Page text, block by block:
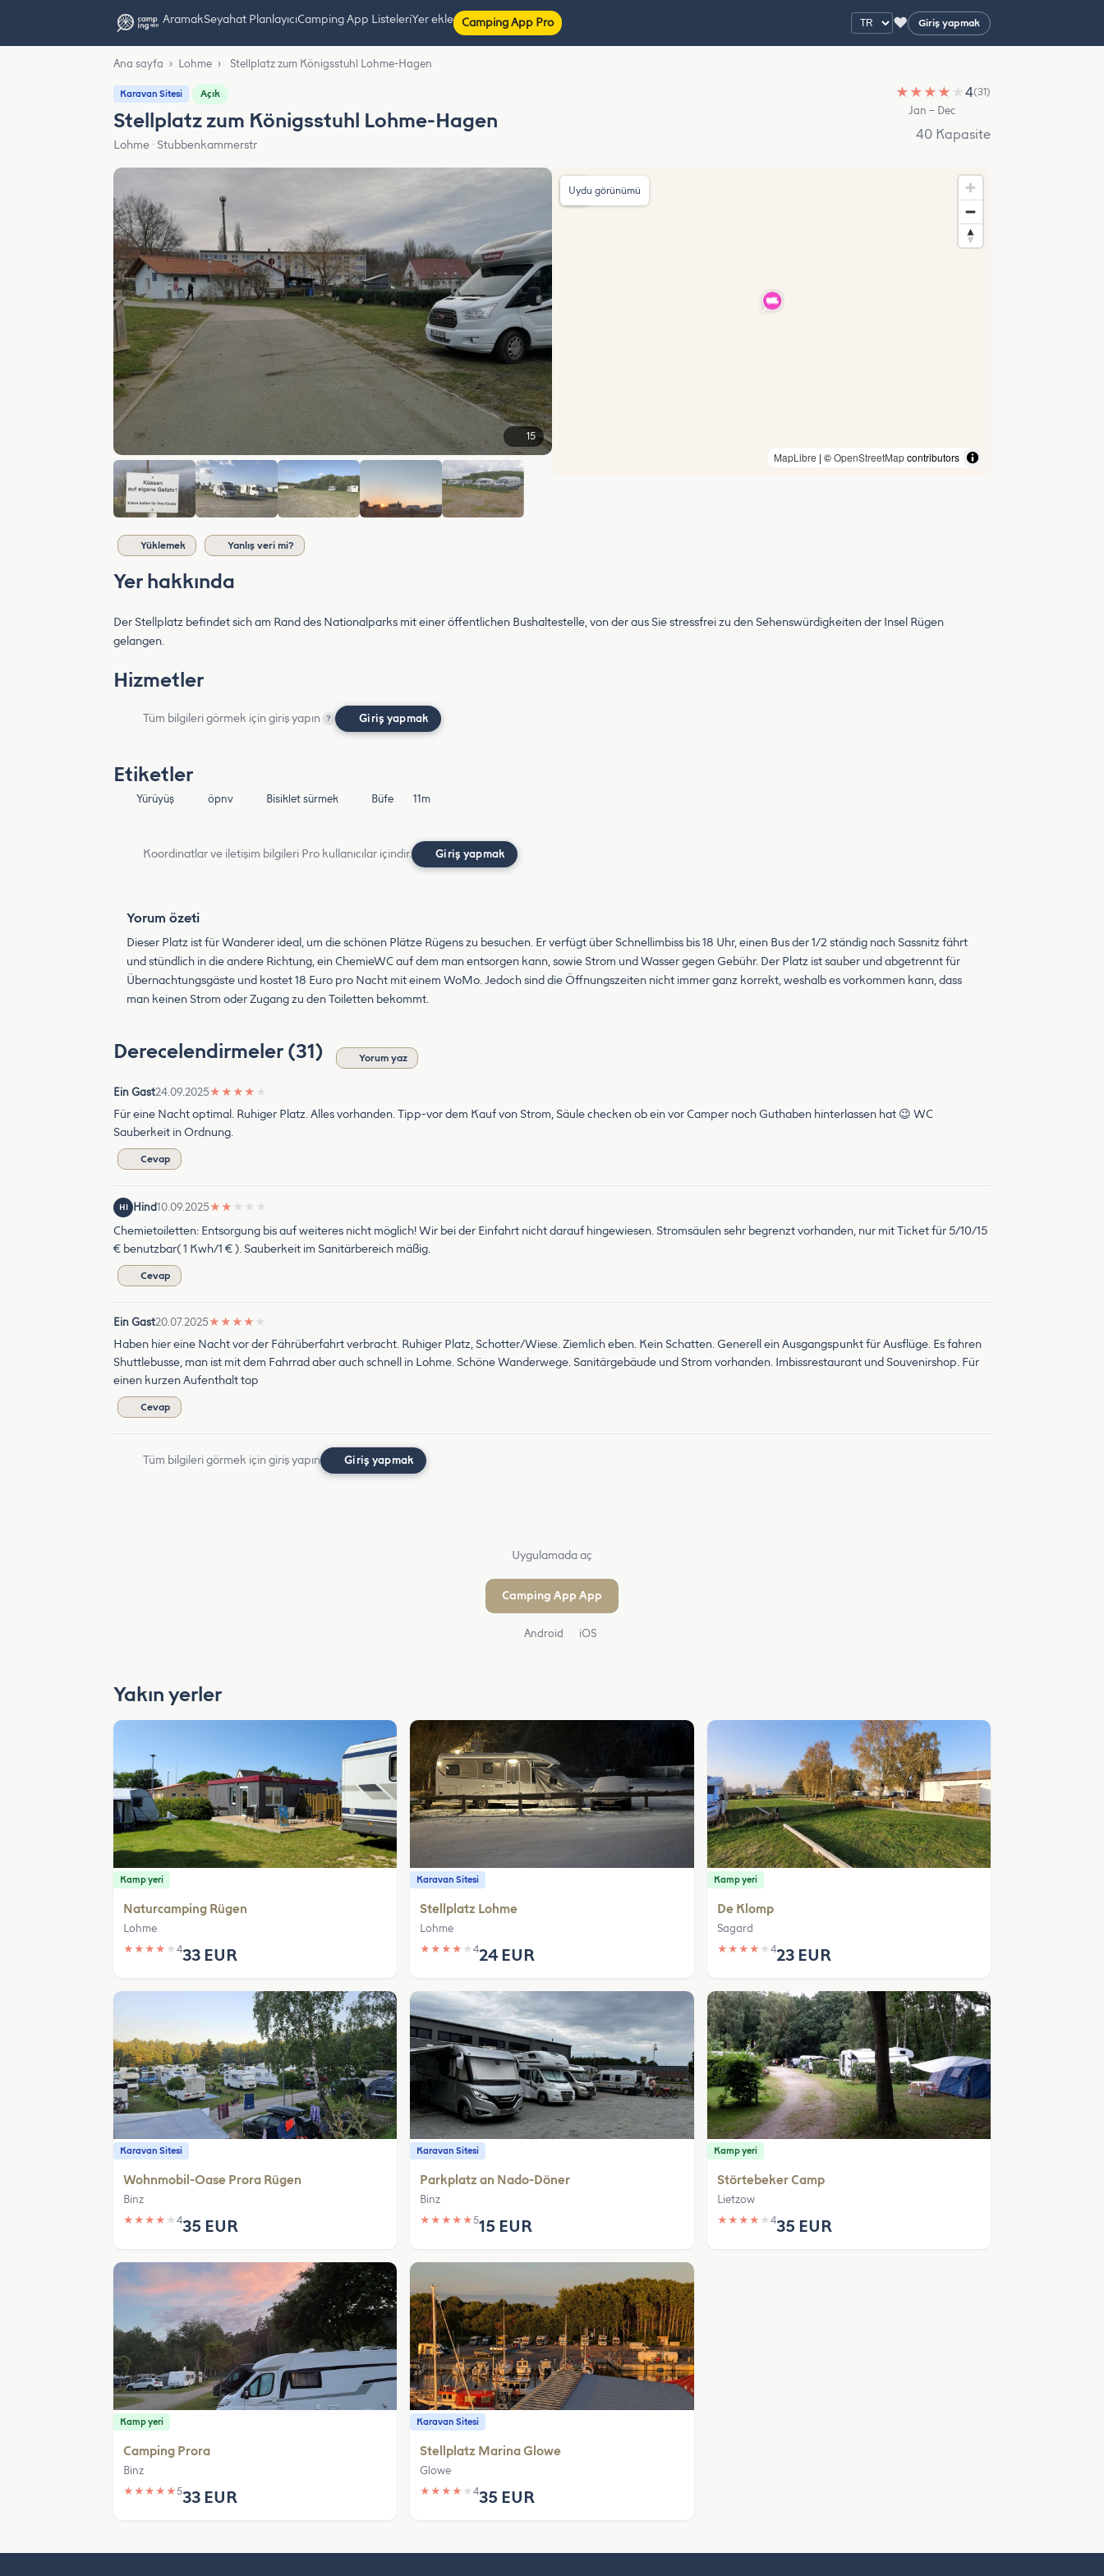
AramakSeyahat PlanlayıcıCamping App ListeleriYer ekle Camping App Pro ♥ Giriş yapmak
Ana sayfa › Lohme › Stellplatz zum Königsstuhl Lohme-Hagen
Karavan Sitesi Açık
Stellplatz zum Königsstuhl Lohme-Hagen
Lohme · Stubbenkammerstr
★ ★ ★ ★ ★4(31)
Jan – Dec
40 Kapasite
15
MapLibre | ©OpenStreetMapcontributors
Uydu görünümü
Yüklemek Yanlış veri mi?
Yer hakkında
Der Stellplatz befindet sich am Rand des Nationalparks mit einer öffentlichen Bushaltestelle, von der aus Sie stressfrei zu den Sehenswürdigkeiten der Insel Rügen
gelangen.
Hizmetler
Tüm bilgileri görmek için giriş yapın ? Giriş yapmak
Etiketler
Yürüyüş öpnv Bisiklet sürmek Büfe 11m
Koordinatlar ve iletişim bilgileri Pro kullanıcılar içindir. Giriş yapmak
Yorum özeti
Dieser Platz ist für Wanderer ideal, um die schönen Plätze Rügens zu besuchen. Er verfügt über Schnellimbiss bis 18 Uhr, einen Bus der 1/2 ständig nach Sassnitz fährt
und stündlich in die andere Richtung, ein ChemieWC auf dem man entsorgen kann, sowie Strom und Wasser gegen Gebühr. Der Platz ist sauber und abgetrennt für
Übernachtungsgäste und kostet 18 Euro pro Nacht mit einem WoMo. Jedoch sind die Öffnungszeiten nicht immer ganz korrekt, weshalb es vorkommen kann, dass
man keinen Strom oder Zugang zu den Toiletten bekommt.
Derecelendirmeler (31) Yorum yaz
Ein Gast24.09.2025★ ★ ★ ★ ★
Für eine Nacht optimal. Ruhiger Platz. Alles vorhanden. Tipp-vor dem Kauf von Strom, Säule checken ob ein vor Camper noch Guthaben hinterlassen hat 😉 WC
Sauberkeit in Ordnung.
Cevap
HI Hind10.09.2025★ ★ ★ ★ ★
Chemietoiletten: Entsorgung bis auf weiteres nicht möglich! Wir bei der Einfahrt nicht darauf hingewiesen. Stromsäulen sehr begrenzt vorhanden, nur mit Ticket für 5/10/15
€ benutzbar( 1 Kwh/1 € ). Sauberkeit im Sanitärbereich mäßig.
Cevap
Ein Gast20.07.2025★ ★ ★ ★ ★
Haben hier eine Nacht vor der Fährüberfahrt verbracht. Ruhiger Platz, Schotter/Wiese. Ziemlich eben. Kein Schatten. Generell ein Ausgangspunkt für Ausflüge. Es fahren
Shuttlebusse, man ist mit dem Fahrrad aber auch schnell in Lohme. Schöne Wanderwege. Sanitärgebäude und Strom vorhanden. Imbissrestaurant und Souvenirshop. Für
einen kurzen Aufenthalt top
Cevap
Tüm bilgileri görmek için giriş yapın Giriş yapmak
Uygulamada aç
Camping App App
Android iOS
Yakın yerler
Kamp yeri
Naturcamping Rügen
Lohme
★ ★ ★ ★ ★ 433 EUR
Karavan Sitesi
Stellplatz Lohme
Lohme
★ ★ ★ ★ ★424 EUR
Kamp yeri
De Klomp
Sagard
★ ★ ★ ★ ★ 423 EUR
Karavan Sitesi
Wohnmobil-Oase Prora Rügen
Binz
★ ★ ★ ★ ★ 435 EUR
Karavan Sitesi
Parkplatz an Nado-Döner
Binz
★ ★ ★ ★ ★515 EUR
Kamp yeri
Störtebeker Camp
Lietzow
★ ★ ★ ★ ★ 435 EUR
Kamp yeri
Camping Prora
Binz
★ ★ ★ ★ ★533 EUR
Karavan Sitesi
Stellplatz Marina Glowe
Glowe
★ ★ ★ ★ ★435 EUR